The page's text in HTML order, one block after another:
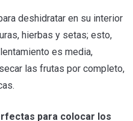
deshidratar en su interior
hierbas y setas; esto,
es media,
las frutas por completo,
para colocar los